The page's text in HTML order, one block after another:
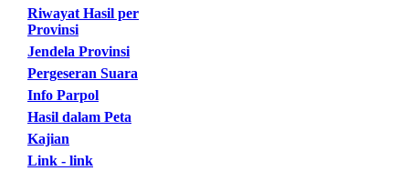
Riwayat Hasil per
Provinsi
Jendela Provinsi
Pergeseran Suara
Info Parpol
Hasil dalam Peta
Kajian
Link - link